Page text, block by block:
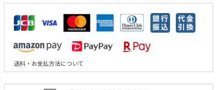
送料・お支払方法について